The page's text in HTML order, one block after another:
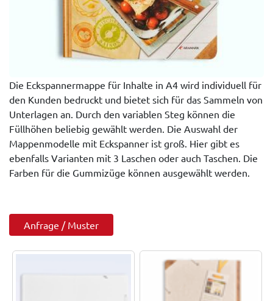
Die Eckspannermappe für Inhalte in A4 wird individuell für
den Kunden bedruckt und bietet sich für das Sammeln von
Unterlagen an. Durch den variablen Steg können die
Füllhöhen beliebig gewählt werden. Die Auswahl der
Mappenmodelle mit Eckspanner ist groß. Hier gibt es
ebenfalls Varianten mit 3 Laschen oder auch Taschen. Die
Farben für die Gummizüge können ausgewählt werden.
Anfrage / Muster